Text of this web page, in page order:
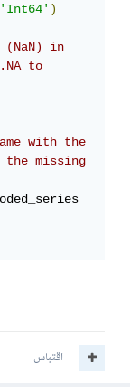
'Int64')
(NaN) in
to
with the
the missing
اقتباس